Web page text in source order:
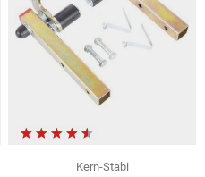
Kern-Stabi